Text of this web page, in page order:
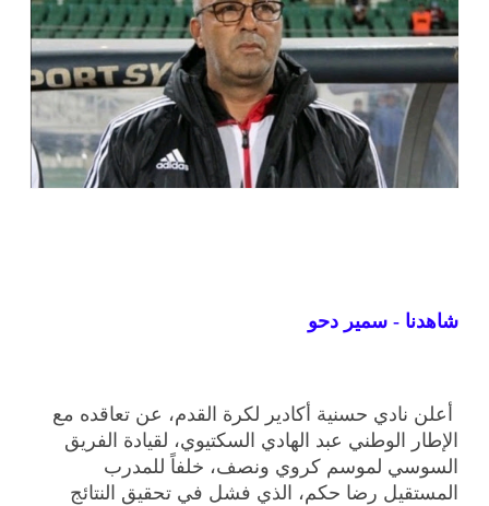
شاهدنا - سمير دحو
أعلن نادي حسنية أكادير لكرة القدم، عن تعاقده مع
الإطار الوطني عبد الهادي السكتيوي، لقيادة الفريق
السوسي لموسم كروي ونصف، خلفاً للمدرب
المستقيل رضا حكم، الذي فشل في تحقيق النتائج